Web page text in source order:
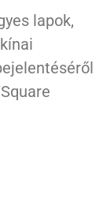
lapok,